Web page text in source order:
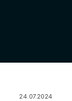
24.07.2024